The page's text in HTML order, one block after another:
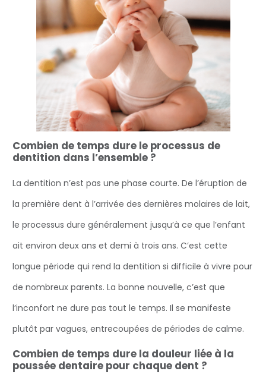
Combien de temps dure le processus de
dentition dans l’ensemble ?
La dentition n’est pas une phase courte. De l’éruption de
la première dent à l’arrivée des dernières molaires de lait,
le processus dure généralement jusqu’à ce que l’enfant
ait environ deux ans et demi à trois ans. C’est cette
longue période qui rend la dentition si difficile à vivre pour
de nombreux parents. La bonne nouvelle, c’est que
l’inconfort ne dure pas tout le temps. Il se manifeste
plutôt par vagues, entrecoupées de périodes de calme.
Combien de temps dure la douleur liée à la
poussée dentaire pour chaque dent ?